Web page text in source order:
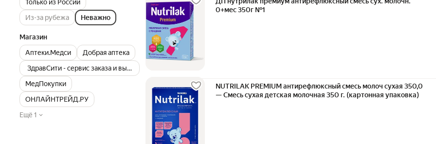
Только из России
Из-за рубежа
Неважно
Магазин
Аптеки.Медси
Добрая аптека
ЗдравСити - сервис заказа и выдачи лекарств
МедПокупки
ОНЛАЙНТРЕЙД.РУ
Ещё 1
0+мес 350г №1
NUTRILAK PREMIUM антирефлюксный смесь молоч сухая 350,0
— Смесь сухая детская молочная 350 г. (картонная упаковка)